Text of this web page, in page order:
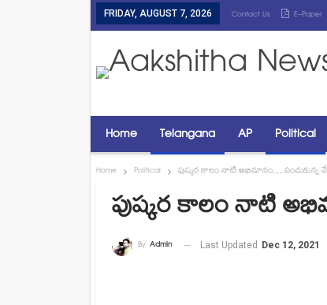
FRIDAY, AUGUST 7, 2026 Contact Us E-Paper
Home Telangana AP Political
Home Political పుష్కర కాలం నాటి అభిమానం… పంచుకున్న
పుష్కర కాలం నాటి
By Admin Last Updated Dec 12, 2021